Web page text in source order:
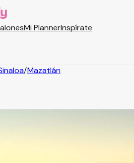
Mi PlannerInspírate
/Mazatlán